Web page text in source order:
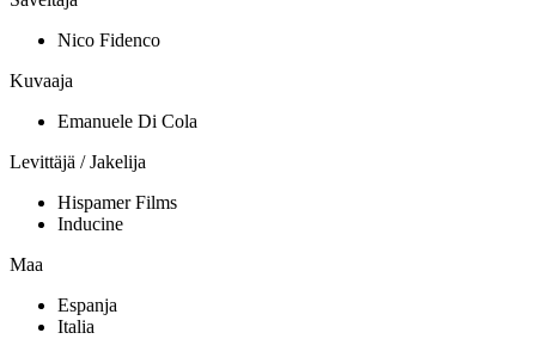
Nico Fidenco
Kuvaaja
Emanuele Di Cola
Levittäjä / Jakelija
Hispamer Films
Inducine
Maa
Espanja
Italia